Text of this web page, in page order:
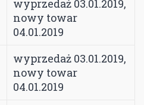
wyprzedaż 03.01.2019,
nowy towar
04.01.2019
wyprzedaż 03.01.2019,
nowy towar
04.01.2019